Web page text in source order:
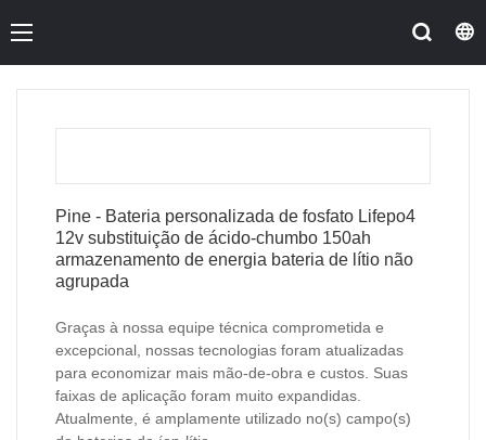
Pine - Bateria personalizada de fosfato Lifepo4
12v substituição de ácido-chumbo 150ah
armazenamento de energia bateria de lítio não
agrupada
Graças à nossa equipe técnica comprometida e
excepcional, nossas tecnologias foram atualizadas
para economizar mais mão-de-obra e custos. Suas
faixas de aplicação foram muito expandidas.
Atualmente, é amplamente utilizado no(s) campo(s)